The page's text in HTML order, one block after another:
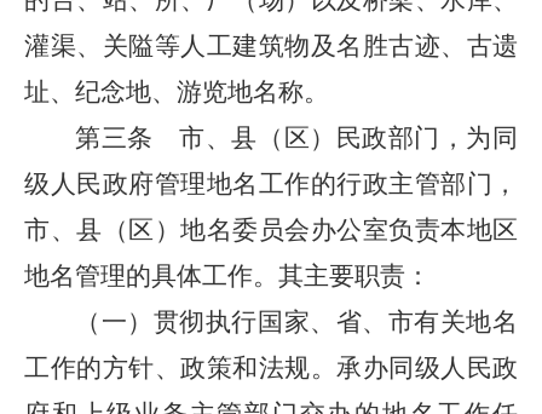
灌渠、关隘等人工建筑物及名胜古迹、古遗
址、纪念地、游览地名称。
第三条 市、县（区）民政部门，为同
级人民政府管理地名工作的行政主管部门，
市、县（区）地名委员会办公室负责本地区
地名管理的具体工作。其主要职责：
（一）贯彻执行国家、省、市有关地名
工作的方针、政策和法规。承办同级人民政